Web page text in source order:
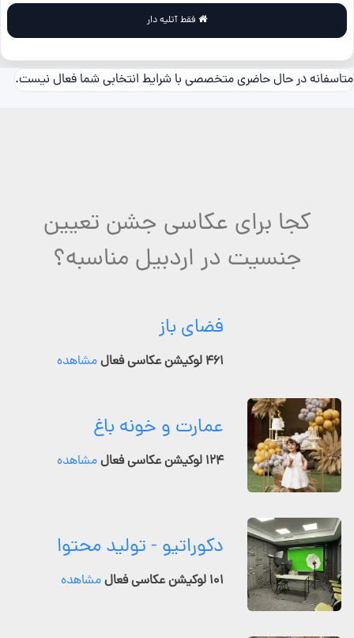
متاسفانه در حال حاضری متخصصی با شرایط انتخابی شما فعال نیست.
کجا برای عکاسی جشن تعیین
جنسیت در اردبیل مناسبه؟
فضای باز
۴۶۱ لوکیشن عکاسی فعال مشاهده
عمارت و خونه باغ
۱۲۴ لوکیشن عکاسی فعال مشاهده
دکوراتیو - تولید محتوا
۱۰۱ لوکیشن عکاسی فعال مشاهده